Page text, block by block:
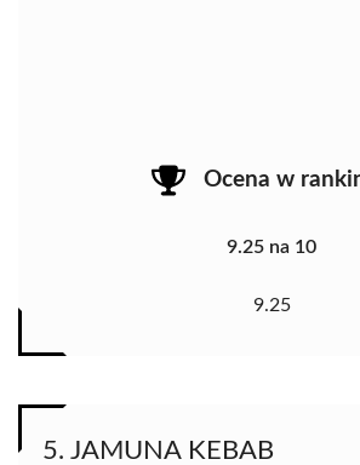
Ocena w
9.25 na 10
9.25
5. JAMUNA KEBAB